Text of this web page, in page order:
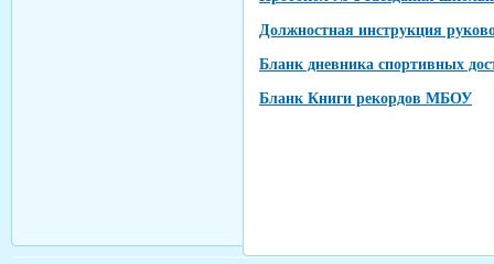
Должностная инструкция
Бланк дневника спортивных
Бланк Книги рекордов МБОУ